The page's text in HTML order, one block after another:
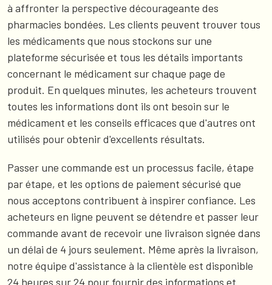
à affronter la perspective décourageante des
pharmacies bondées. Les clients peuvent trouver tous
les médicaments que nous stockons sur une
plateforme sécurisée et tous les détails importants
concernant le médicament sur chaque page de
produit. En quelques minutes, les acheteurs trouvent
toutes les informations dont ils ont besoin sur le
médicament et les conseils efficaces que d'autres ont
utilisés pour obtenir d'excellents résultats.
Passer une commande est un processus facile, étape
par étape, et les options de paiement sécurisé que
nous acceptons contribuent à inspirer confiance. Les
acheteurs en ligne peuvent se détendre et passer leur
commande avant de recevoir une livraison signée dans
un délai de 4 jours seulement. Même après la livraison,
notre équipe d'assistance à la clientèle est disponible
24 heures sur 24 pour fournir des informations et